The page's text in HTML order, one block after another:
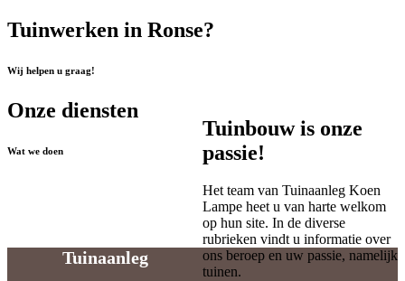
Tuinwerken in Ronse?
Wij helpen u graag!
Tuinbouw is onze
passie!
Het team van Tuinaanleg Koen
Lampe heet u van harte welkom
op hun site. In de diverse
rubrieken vindt u informatie over
ons beroep en uw passie, namelijk
tuinen.
Onze diensten
Wat we doen
Tuinaanleg